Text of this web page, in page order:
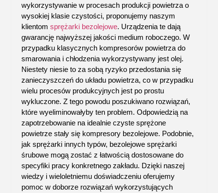
wykorzystywanie w procesach produkcji powietrza o
wysokiej klasie czystości, proponujemy naszym
klientom sprężarki bezolejowe. Urządzenia te dają
gwarancję najwyższej jakości medium roboczego. W
przypadku klasycznych kompresorów powietrza do
smarowania i chłodzenia wykorzystywany jest olej.
Niestety niesie to za sobą ryzyko przedostania się
zanieczyszczeń do układu powietrza, co w przypadku
wielu procesów produkcyjnych jest po prostu
wykluczone. Z tego powodu poszukiwano rozwiązań,
które wyeliminowałyby ten problem. Odpowiedzią na
zapotrzebowanie na idealnie czyste sprężone
powietrze stały się kompresory bezolejowe. Podobnie,
jak sprężarki innych typów, bezolejowe sprężarki
śrubowemogą zostać z łatwością dostosowane do
specyfiki pracy konkretnego zakładu. Dzięki naszej
wiedzy i wieloletniemu doświadczeniu oferujemy
pomoc w doborze rozwiązań wykorzystujących